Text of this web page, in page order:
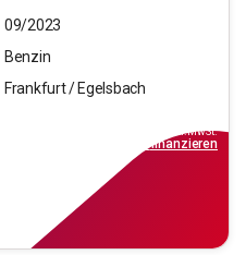
09/2023
Benzin
Frankfurt / Egelsbach
inkl.MwSt.
finanzieren